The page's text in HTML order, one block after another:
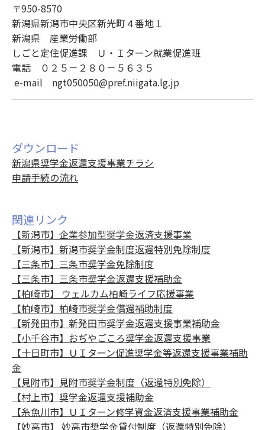
〒950-8570
新潟県新潟市中央区新光町４番地１
新潟県 産業労働部
しごと定住促進課 Ｕ・Ｉターン就業促進班
電話 ０２５－２８０－５６３５
e-mail ngt050050@pref.niigata.lg.jp
ダウンロード
新潟県奨学金返還支援事業チラシ
申請手続の流れ
関連リンク
【新潟市】企業参加型奨学金返済支援事業
【新潟市】新潟市奨学金制度返還特別免除制度
【三条市】三条市奨学金免除制度
【三条市】三条市奨学金返還支援補助金
【柏崎市】 ウェルカム柏崎ライフ応援事業
【柏崎市】柏崎市奨学金償還補助制度
【新発田市】新発田市奨学金返還支援事業補助金
【小千谷市】おぢやごころ奨学金返還支援事業
【十日町市】ＵＩターン促進奨学金等返還支援事業補助
金
【見附市】見附市奨学金制度（返還特別免除）
【村上市】奨学金返還支援補助金
【糸魚川市】ＵＩターン修学資金返済支援事業補助金
【妙高市】 妙高市奨学金貸付制度（返還特別免除）